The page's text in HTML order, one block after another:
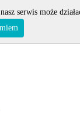
serwis może